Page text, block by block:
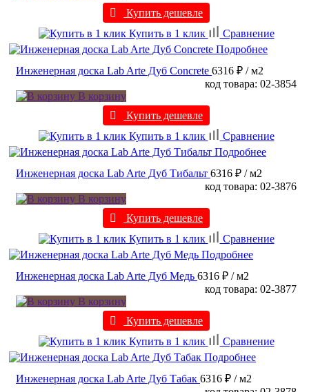
Купить дешевле
Купить в 1 клик
Сравнение
Подробнее
Инженерная доска Lab Arte Дуб Concrete 6316 ₽ / м2
код товара: 02-3854
В корзину
Купить дешевле
Купить в 1 клик
Сравнение
Подробнее
Инженерная доска Lab Arte Дуб Тибальт 6316 ₽ / м2
код товара: 02-3876
В корзину
Купить дешевле
Купить в 1 клик
Сравнение
Подробнее
Инженерная доска Lab Arte Дуб Медь 6316 ₽ / м2
код товара: 02-3877
В корзину
Купить дешевле
Купить в 1 клик
Сравнение
Подробнее
Инженерная доска Lab Arte Дуб Табак 6316 ₽ / м2